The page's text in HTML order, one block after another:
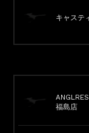
キャステ
福島店